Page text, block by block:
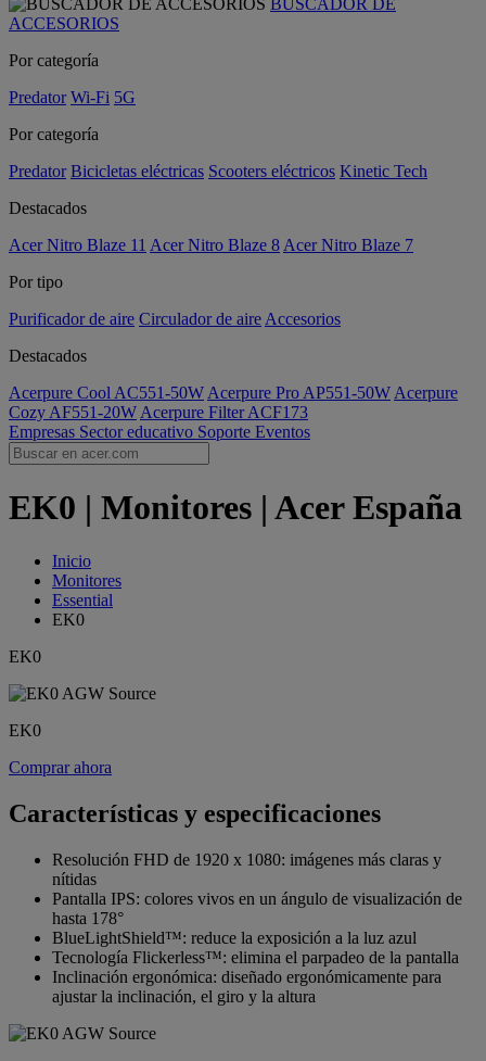
BUSCADOR DE
ACCESORIOS
Por categoría
Predator Wi-Fi 5G
Por categoría
Predator Bicicletas eléctricas Scooters eléctricos Kinetic Tech
Destacados
Acer Nitro Blaze 11 Acer Nitro Blaze 8 Acer Nitro Blaze 7
Por tipo
Purificador de aire Circulador de aire Accesorios
Destacados
Acerpure Cool AC551-50W Acerpure Pro AP551-50W Acerpure
Cozy AF551-20W Acerpure Filter ACF173
Empresas Sector educativo Soporte Eventos
EK0 | Monitores | Acer España
Inicio
Monitores
Essential
EK0
EK0
EK0
Comprar ahora
Características y especificaciones
Resolución FHD de 1920 x 1080: imágenes más claras y
nítidas
Pantalla IPS: colores vivos en un ángulo de visualización de
hasta 178°
BlueLightShield™: reduce la exposición a la luz azul
Tecnología Flickerless™: elimina el parpadeo de la pantalla
Inclinación ergonómica: diseñado ergonómicamente para
ajustar la inclinación, el giro y la altura